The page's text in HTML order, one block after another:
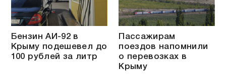
Бензин АИ-92 в
Крыму подешевел до
100 рублей за литр
Пассажирам
поездов напомнили
о перевозках в
Крыму